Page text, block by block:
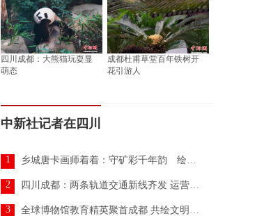
四川成都：大熊猫玩耍显
萌态
成都杜甫草堂百年铁树开
花引游人
中新社记者在四川
1 乡城唐卡画师着着：守矿彩千年韵 绘非遗新生章
2 四川成都：两条轨道交通新线齐发 运营里程破700公里
3 全球博物馆教育精英聚首成都 共绘文明互鉴蓝图